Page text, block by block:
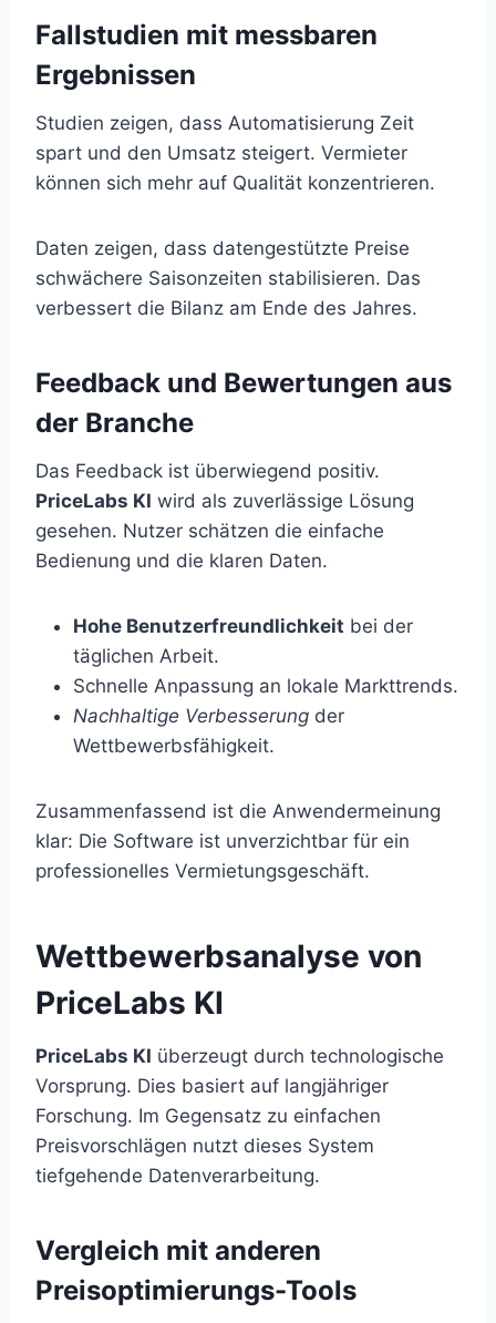
Fallstudien mit messbaren
Ergebnissen
Studien zeigen, dass Automatisierung Zeit
spart und den Umsatz steigert. Vermieter
können sich mehr auf Qualität konzentrieren.
Daten zeigen, dass datengestützte Preise
schwächere Saisonzeiten stabilisieren. Das
verbessert die Bilanz am Ende des Jahres.
Feedback und Bewertungen aus
der Branche
Das Feedback ist überwiegend positiv.
PriceLabs KI wird als zuverlässige Lösung
gesehen. Nutzer schätzen die einfache
Bedienung und die klaren Daten.
Hohe Benutzerfreundlichkeit bei der
täglichen Arbeit.
Schnelle Anpassung an lokale Markttrends.
Nachhaltige Verbesserung der
Wettbewerbsfähigkeit.
Zusammenfassend ist die Anwendermeinung
klar: Die Software ist unverzichtbar für ein
professionelles Vermietungsgeschäft.
Wettbewerbsanalyse von
PriceLabs KI
PriceLabs KI überzeugt durch technologische
Vorsprung. Dies basiert auf langjähriger
Forschung. Im Gegensatz zu einfachen
Preisvorschlägen nutzt dieses System
tiefgehende Datenverarbeitung.
Vergleich mit anderen
Preisoptimierungs-Tools